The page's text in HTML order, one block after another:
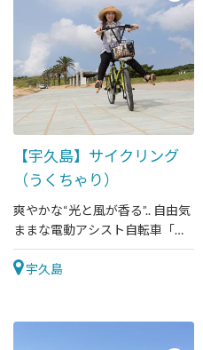
【宇久島】サイクリング
（うくちゃり）
爽やかな“光と風が香る”.. 自由気
ままな電動アシスト自転車「周
遊旅♪」。
宇久島